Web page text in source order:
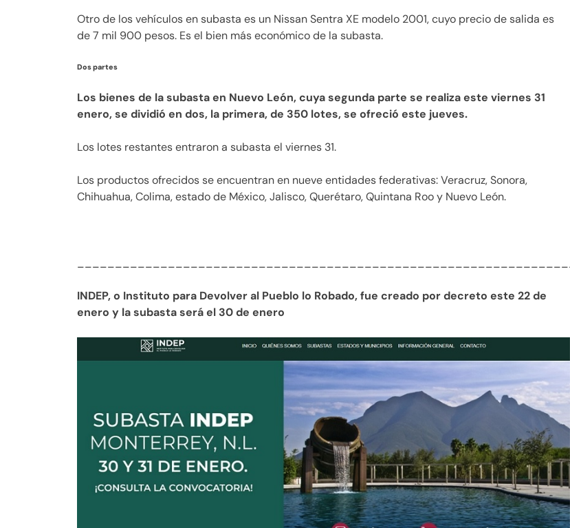
Otro de los vehículos en subasta es un Nissan Sentra XE modelo 2001, cuyo precio de salida es
de 7 mil 900 pesos. Es el bien más económico de la subasta.
Dos partes
Los bienes de la subasta en Nuevo León, cuya segunda parte se realiza este viernes 31
enero, se dividió en dos, la primera, de 350 lotes, se ofreció este jueves.
Los lotes restantes entraron a subasta el viernes 31.
Los productos ofrecidos se encuentran en nueve entidades federativas: Veracruz, Sonora,
Chihuahua, Colima, estado de México, Jalisco, Querétaro, Quintana Roo y Nuevo León.
INDEP, o Instituto para Devolver al Pueblo lo Robado, fue creado por decreto este 22 de
enero y la subasta será el 30 de enero